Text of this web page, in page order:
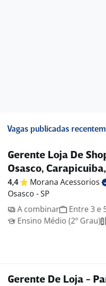
Vagas publicadas
Gerente Loja De
Osasco,
4,4 Morana Acessorios
Osasco - SP
A combinar
Entre 3 e
Ensino Médio (2º Grau)
Gerente De Loja -